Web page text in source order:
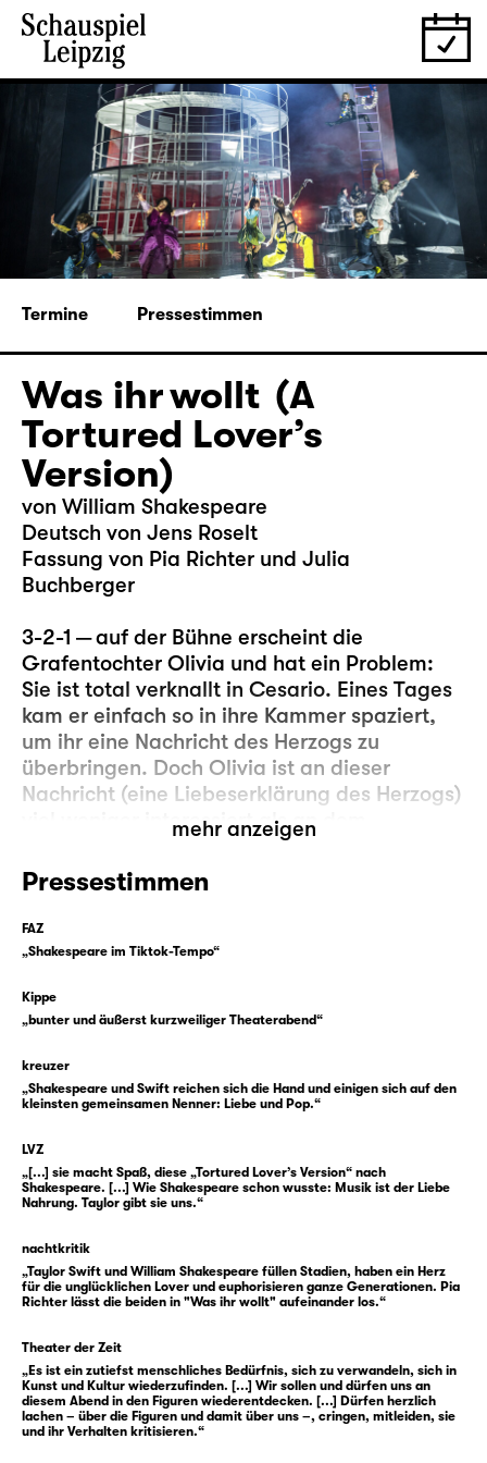
Termine Pressestimmen
Was ihr wollt (A
Tortured Lover’s
Version)
von William Shakespeare
Deutsch von Jens Roselt
Fassung von Pia Richter und Julia
Buchberger
3-2-1 — auf der Bühne erscheint die
Grafentochter Olivia und hat ein Problem:
Sie ist total verknallt in Cesario. Eines Tages
kam er einfach so in ihre Kammer spaziert,
um ihr eine Nachricht des Herzogs zu
überbringen. Doch Olivia ist an dieser
Nachricht (eine Liebeserklärung des Herzogs)
viel weniger interessiert als an dem
Überbringer, denn (anders als der Herzog) ist
Cesario klug, schön, gewitzt und kann
obendrein auch noch singen … und seien wir
mal ehrlich, manchmal ist die „eigentliche“
Nachricht einfach weniger wichtig als das,
Es könnte also der Beginn einer wundervollen
Romanze sein, befänden wir uns nicht in
einer klassischen Shakespeare-Komödie.
Denn hier ist nichts einfach, schon gar nicht
Cesario eigentlich Viola heißt und auch kein
Bote, sondern — oh Schreck — eine Botin ist.
Erst vor wenigen Stunden wurde sie nach
einem Schiffbruch am Ufer der Insel Illyrien
angeschwemmt und beschloss, am Hof des
Herzogs zu dienen. Und was braucht so eine
einen Plan? Richtig: eine Verkleidung. Und so
denkt sich Viola kurzerhand ein Alter Ego aus
und nennt es … James? Nein, Cesario. Als
dieser wird sie nun auf Illyrien bekannt. Kann
mehr anzeigen
Pressestimmen
FAZ
„Shakespeare im Tiktok-Tempo“
Kippe
„bunter und äußerst kurzweiliger Theaterabend“
kreuzer
„Shakespeare und Swift reichen sich die Hand und einigen sich auf den
kleinsten gemeinsamen Nenner: Liebe und Pop.“
LVZ
„[...] sie macht Spaß, diese „Tortured Lover’s Version“ nach
Shakespeare. [...] Wie Shakespeare schon wusste: Musik ist der Liebe
Nahrung. Taylor gibt sie uns.“
nachtkritik
„Taylor Swift und William Shakespeare füllen Stadien, haben ein Herz
für die unglücklichen Lover und euphorisieren ganze Generationen. Pia
Richter lässt die beiden in "Was ihr wollt" aufeinander los.“
Theater der Zeit
„Es ist ein zutiefst menschliches Bedürfnis, sich zu verwandeln, sich in
Kunst und Kultur wiederzufinden. [...] Wir sollen und dürfen uns an
diesem Abend in den Figuren wiederentdecken. [...] Dürfen herzlich
lachen – über die Figuren und damit über uns –, cringen, mitleiden, sie
und ihr Verhalten kritisieren.“